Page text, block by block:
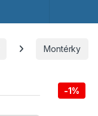
Montérky
-1%